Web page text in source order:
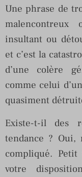
Une phrase de
insultant ou
et c’est la
d’une colère
comme celui
quasiment
Existe-t-il des
tendance ?
compliqué.
votre